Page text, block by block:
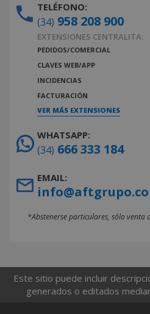
TELÉFONO:
(34) 958 208 900
EXTENSIONES CENTRALITA:
PEDIDOS/COMERCIAL
CLAVES WEB/APP
INCIDENCIAS
FACTURACIÓN
VER MÁS EXTENSIONES
WHATSAPP:
(34) 666 333 184
EMAIL:
*Abstenerse particulares, sólo venta
Este sitio puede incluir
generados o editados